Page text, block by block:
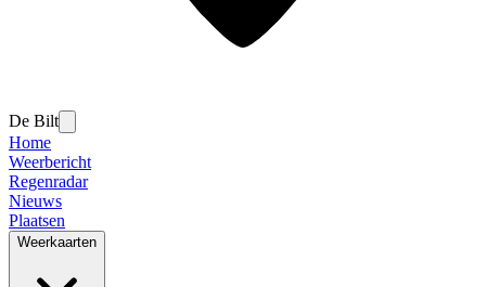
De Bilt
Home
Weerbericht
Regenradar
Nieuws
Plaatsen
Weerkaarten